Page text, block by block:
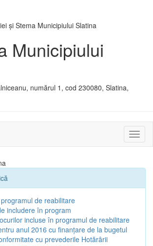
Municipiului
numărul 1, cod 230080, Slatina,
sau
de reabilitare
includere în program
incluse în programul de reabilitare
anul 2016 cu finanțare de la bugetul
cu prevederile Hotărârii